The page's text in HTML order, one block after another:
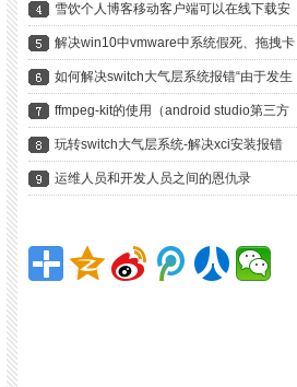
雪饮个人博客移动客户端可以在线下载安
装啦
解决win10中vmware中系统假死、拖拽卡
死、鼠标无响应
如何解决switch大气层系统报错“由于发生
错误，软件已关闭”？
ffmpeg-kit的使用（android studio第三方
庫、依賴的使用）編譯安卓libx264編譯輸
出aar
玩转switch大气层系统-解决xci安装报错
ERRORS FOUND DURING FILE
运维人员和开发人员之间的恩仇录